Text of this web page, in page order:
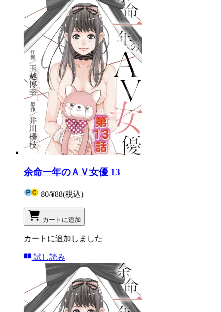
余命一年のＡＶ女優 13
80/¥88(税込)
カートに追加
カートに追加しました
試し読み